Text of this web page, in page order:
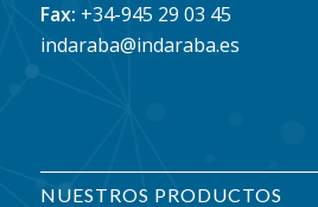
Fax: +34-945 29 03 45
indaraba@indaraba.es
NUESTROS PRODUCTOS